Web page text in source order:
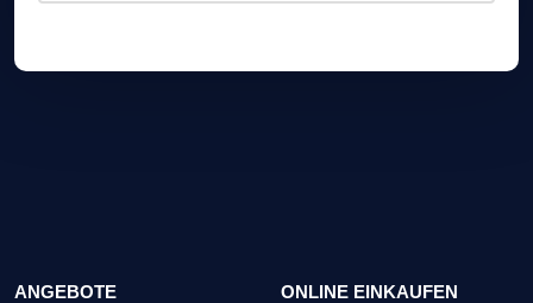
ANGEBOTE ONLINE EINKAUFEN